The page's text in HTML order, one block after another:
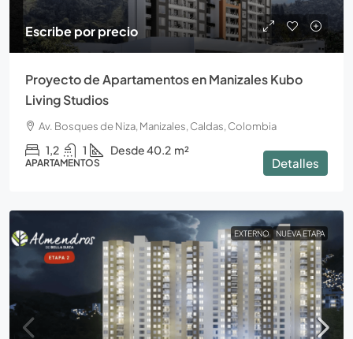
Escribe por precio
Proyecto de Apartamentos en Manizales Kubo
Living Studios
Av. Bosques de Niza, Manizales, Caldas, Colombia
1,2 1 Desde 40.2 m²
APARTAMENTOS Detalles
EXTERNO NUEVA ETAPA